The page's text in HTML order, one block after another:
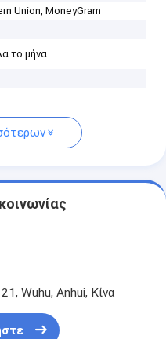
Union, MoneyGram
το μήνα
Wuhu, Anhui, Κίνα